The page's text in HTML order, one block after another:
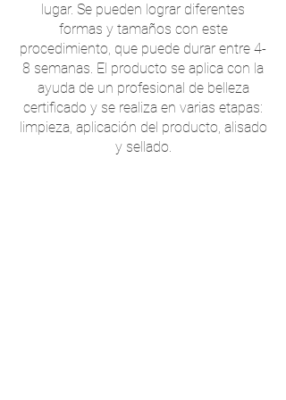
lugar. Se pueden lograr diferentes
formas y tamaños con este
procedimiento, que puede durar entre 4-
8 semanas. El producto se aplica con la
ayuda de un profesional de belleza
certificado y se realiza en varias etapas:
limpieza, aplicación del producto, alisado
y sellado.